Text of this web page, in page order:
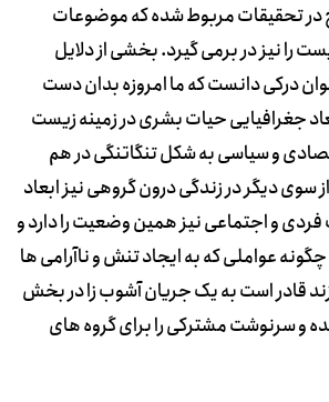
در تحقیقات مربوط شده که موضوعات
را نیز در برمی گیرد. بخشی از دلایل
درکی دانست که ما امروزه بدان دست
جغرافیایی حیات بشری در زمینه زیست
و سیاسی به شکل تنگاتنگی در هم
سوی دیگر در زندگی درون گروهی نیز ابعاد
و اجتماعی نیز همین وضعیت را دارد و
عواملی که به ایجاد تنش و ناآرامی ها
قادر است به یک جریان آشوب زا در بخش
و سرنوشت مشترکی را برای گروه های